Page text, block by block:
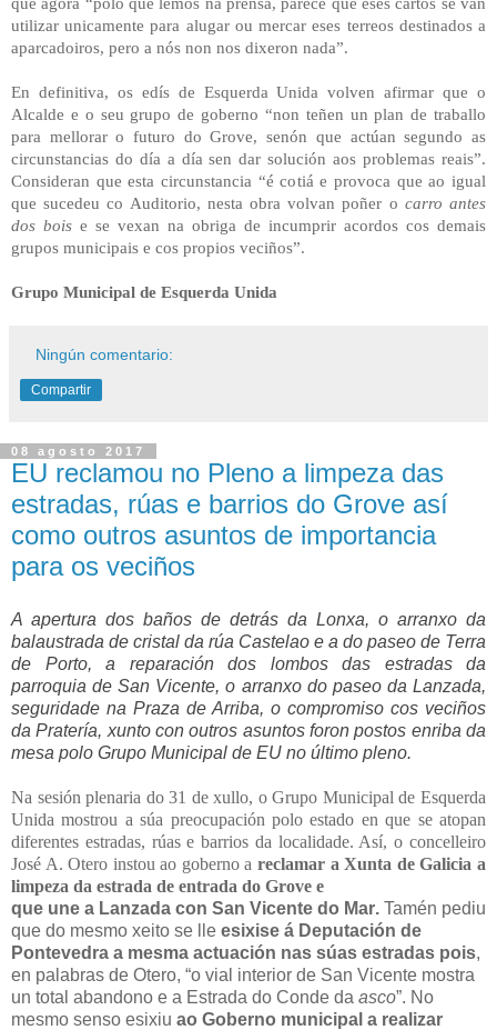
utilizar unicamente para alugar ou mercar eses terreos destinados a
aparcadoiros, pero a nós non nos dixeron nada”.
En definitiva, os edís de Esquerda Unida volven afirmar que o
Alcalde e o seu grupo de goberno “non teñen un plan de traballo
para mellorar o futuro do Grove, senón que actúan segundo as
circunstancias do día a día sen dar solución aos problemas reais”.
Consideran que esta circunstancia “é cotiá e provoca que ao igual
que sucedeu co Auditorio, nesta obra volvan poñer o carro antes
dos bois e se vexan na obriga de incumprir acordos cos demais
grupos municipais e cos propios veciños”.
Grupo Municipal de Esquerda Unida
Ningún comentario:
Compartir
08 agosto 2017
EU reclamou no Pleno a limpeza das
estradas, rúas e barrios do Grove así
como outros asuntos de importancia
para os veciños
A apertura dos baños de detrás da Lonxa, o arranxo da
balaustrada de cristal da rúa Castelao e a do paseo de Terra
de Porto, a reparación dos lombos das estradas da
parroquia de San Vicente, o arranxo do paseo da Lanzada,
seguridade na Praza de Arriba, o compromiso cos veciños
da Pratería, xunto con outros asuntos foron postos enriba da
mesa polo Grupo Municipal de EU no último pleno.
Na sesión plenaria do 31 de xullo, o Grupo Municipal de Esquerda
Unida mostrou a súa preocupación polo estado en que se atopan
diferentes estradas, rúas e barrios da localidade. Así, o concelleiro
José A. Otero instou ao goberno areclamar a Xunta de Galicia a
limpeza da estrada de entrada do Grove e
que une a Lanzada con San Vicente do Mar. Tamén pediu
que do mesmo xeito se lle esixise á Deputación de
Pontevedra a mesma actuación nas súas estradas pois,
en palabras de Otero, “o vial interior de San Vicente mostra
un total abandono e a Estrada do Conde da asco”. No
mesmo senso esixiu ao Goberno municipal a realizar